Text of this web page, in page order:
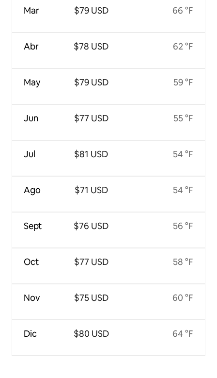
Mar
Abr
May
Jun
Jul
Ago
Sept
Oct
Nov
Dic
$79 USD
$78 USD
$79 USD
$77 USD
$81 USD
$71 USD
$76 USD
$77 USD
$75 USD
$80 USD
66 °F
62 °F
59 °F
55 °F
54 °F
54 °F
56 °F
58 °F
60 °F
64 °F